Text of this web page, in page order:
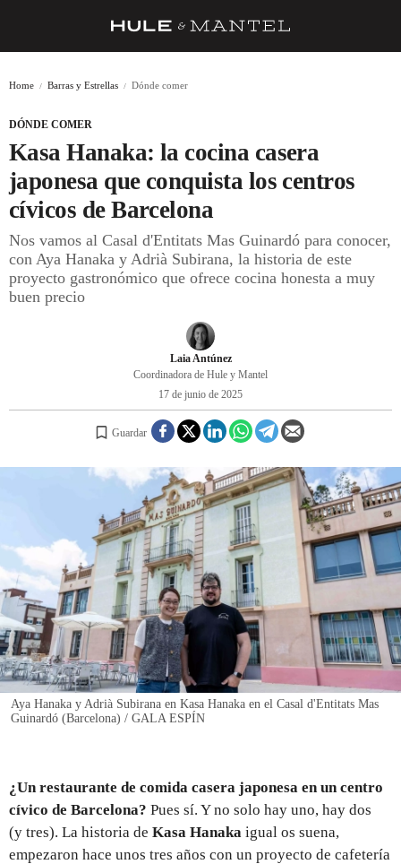
BARRAS Y ESTRELLAS
DÓNDE COMER
ÍDOLOS DE MESAS
CUADERNO DE VIAJE
INICIAR SESIÓN
Home Barras y Estrellas Dónde comer
DÓNDE COMER
Kasa Hanaka: la cocina casera
japonesa que conquista los centros
cívicos de Barcelona
Nos vamos al Casal d'Entitats Mas Guinardó para conocer,
con Aya Hanaka y Adrià Subirana, la historia de este
proyecto gastronómico que ofrece cocina honesta a muy
buen precio
Laia Antúnez
Coordinadora de Hule y Mantel
17 de junio de 2025
Guardar
Aya Hanaka y Adrià Subirana en Kasa Hanaka en el Casal d'Entitats Mas
Guinardó (Barcelona) / GALA ESPÍN
¿Un restaurante de comida casera japonesa en un centro
cívico de Barcelona? Pues sí. Y no solo hay uno, hay dos
(y tres). La historia de Kasa Hanaka igual os suena,
empezaron hace unos tres años con un proyecto de cafetería